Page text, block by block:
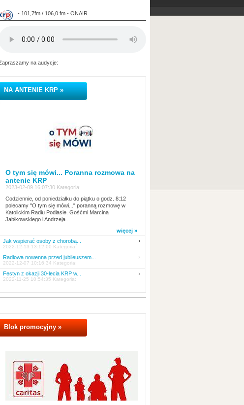
- 101,7fm / 106,0 fm - ONAIR
na audycje:
NA ANTENIE KRP »
O tym się mówi... Poranna rozmowa na
antenie KRP
2023-02-09 16:07:30 Kategoria:
Codziennie, od poniedziałku do piątku o godz. 8:12
polecamy "O tym się mówi..." poranną rozmowę w
Katolickim Radiu Podlasie. Gośćmi Marcina
Jabłkowskiego i Andrzeja...
więcej »
Jak wspierać osoby z chorobą...
2022-12-13 13:12:00 Kategoria:
Radiowa nowenna przed jubileuszem...
2022-12-07 10:16:34 Kategoria:
Festyn z okazji 30-lecia KRP w...
2022-11-25 10:54:35 Kategoria:
Blok promocyjny »